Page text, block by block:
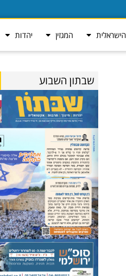
המגזין יהדות
שבתון השבוע